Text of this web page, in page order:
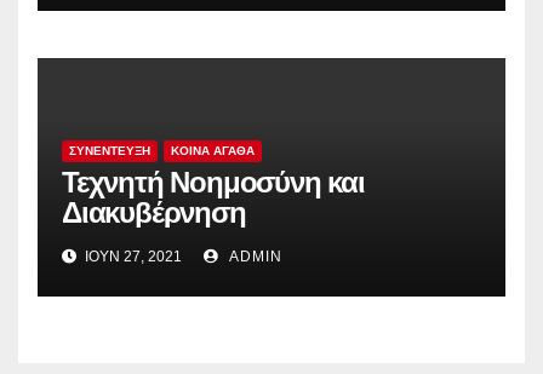
ΣΥΝΕΝΤΕΥΞΗ ΚΟΙΝΑ ΑΓΑΘΑ
Τεχνητή Νοημοσύνη και
Διακυβέρνηση
ΙΟΎΝ 27, 2021 ADMIN